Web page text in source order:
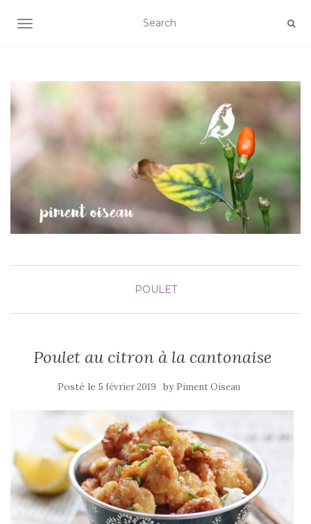
AFFICHER/MASQUER LA NAVIGATION
POULET
Poulet au citron à la cantonaise
Posté le 5 février 2019 by Piment Oiseau